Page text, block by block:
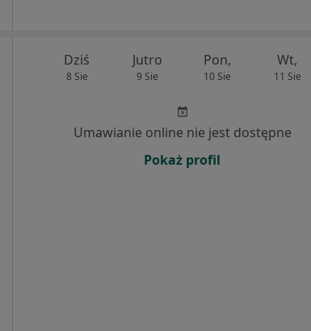
Dziś
8 Sie
Jutro
9 Sie
Pon,
10 Sie
Wt,
11 Sie
Umawianie online nie jest dostępne
Pokaż profil